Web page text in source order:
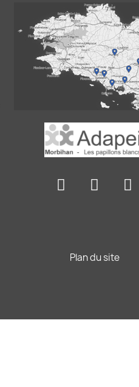
Plan du site